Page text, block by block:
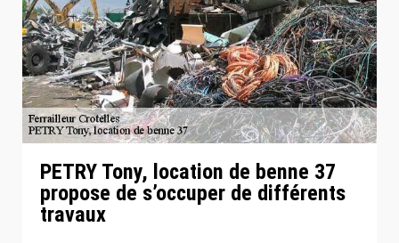
PETRY Tony, location de benne 37
propose de s’occuper de différents
travaux